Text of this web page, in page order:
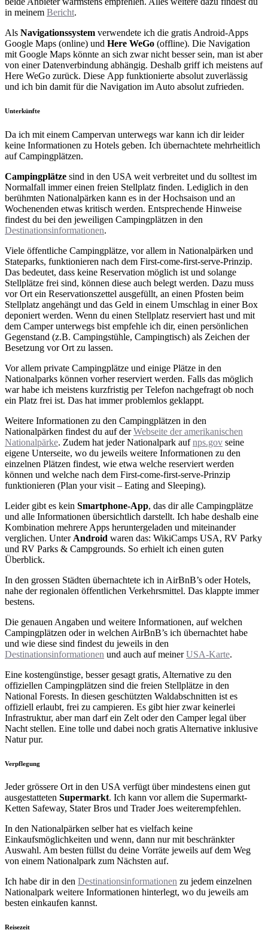
in meinem Bericht.
Als Navigationssystem verwendete ich die gratis Android-Apps
Google Maps (online) und Here WeGo (offline). Die Navigation
mit Google Maps könnte an sich zwar nicht besser sein, man ist aber
von einer Datenverbindung abhängig. Deshalb griff ich meistens auf
Here WeGo zurück. Diese App funktionierte absolut zuverlässig
und ich bin damit für die Navigation im Auto absolut zufrieden.
Unterkünfte
Da ich mit einem Campervan unterwegs war kann ich dir leider
keine Informationen zu Hotels geben. Ich übernachtete mehrheitlich
auf Campingplätzen.
Campingplätze sind in den USA weit verbreitet und du solltest im
Normalfall immer einen freien Stellplatz finden. Lediglich in den
berühmten Nationalpärken kann es in der Hochsaison und an
Wochenenden etwas kritisch werden. Entsprechende Hinweise
findest du bei den jeweiligen Campingplätzen in den
Destinationsinformationen.
Viele öffentliche Campingplätze, vor allem in Nationalpärken und
Stateparks, funktionieren nach dem First-come-first-serve-Prinzip.
Das bedeutet, dass keine Reservation möglich ist und solange
Stellplätze frei sind, können diese auch belegt werden. Dazu muss
vor Ort ein Reservationszettel ausgefüllt, an einen Pfosten beim
Stellplatz angehängt und das Geld in einem Umschlag in einer Box
deponiert werden. Wenn du einen Stellplatz reserviert hast und mit
dem Camper unterwegs bist empfehle ich dir, einen persönlichen
Gegenstand (z.B. Campingstühle, Campingtisch) als Zeichen der
Besetzung vor Ort zu lassen.
Vor allem private Campingplätze und einige Plätze in den
Nationalparks können vorher reserviert werden. Falls das möglich
war habe ich meistens kurzfristig per Telefon nachgefragt ob noch
ein Platz frei ist. Das hat immer problemlos geklappt.
Weitere Informationen zu den Campingplätzen in den
Nationalpärken findest du auf derWebseite der amerikanischen
Nationalpärke. Zudem hat jeder Nationalpark aufnps.gov seine
eigene Unterseite, wo du jeweils weitere Informationen zu den
einzelnen Plätzen findest, wie etwa welche reserviert werden
können und welche nach dem First-come-first-serve-Prinzip
funktionieren (Plan your visit – Eating and Sleeping).
Leider gibt es kein Smartphone-App, das dir alle Campingplätze
und alle Informationen übersichtlich darstellt. Ich habe deshalb eine
Kombination mehrere Apps heruntergeladen und miteinander
verglichen. Unter Android waren das: WikiCamps USA, RV Parky
und RV Parks & Campgrounds. So erhielt ich einen guten
Überblick.
In den grossen Städten übernachtete ich in AirBnB’s oder Hotels,
nahe der regionalen öffentlichen Verkehrsmittel. Das klappte immer
bestens.
Die genauen Angaben und weitere Informationen, auf welchen
Campingplätzen oder in welchen AirBnB’s ich übernachtet habe
und wie diese sind findest du jeweils in den
Destinationsinformationen und auch auf meinerUSA-Karte.
Eine kostengünstige, besser gesagt gratis, Alternative zu den
offiziellen Campingplätzen sind die freien Stellplätze in den
National Forests. In diesen geschützten Waldabschnitten ist es
offiziell erlaubt, frei zu campieren. Es gibt hier zwar keinerlei
Infrastruktur, aber man darf ein Zelt oder den Camper legal über
Nacht stellen. Eine tolle und dabei noch gratis Alternative inklusive
Natur pur.
Verpflegung
Jeder grössere Ort in den USA verfügt über mindestens einen gut
ausgestatteten Supermarkt. Ich kann vor allem die Supermarkt-
Ketten Safeway, Stater Bros und Trader Joes weiterempfehlen.
In den Nationalpärken selber hat es vielfach keine
Einkaufsmöglichkeiten und wenn, dann nur mit beschränkter
Auswahl. Am besten füllst du deine Vorräte jeweils auf dem Weg
von einem Nationalpark zum Nächsten auf.
Ich habe dir in den Destinationsinformationen zu jedem einzelnen
Nationalpark weitere Informationen hinterlegt, wo du jeweils am
besten einkaufen kannst.
Reisezeit